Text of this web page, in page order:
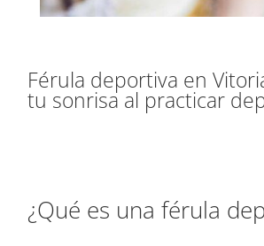
Férula deportiva en
tu sonrisa al practicar
¿Qué es una férula